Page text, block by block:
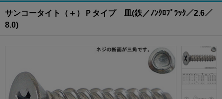
サンコータイト（＋）Ｐタイプ 皿(鉄／ﾉﾝｸﾛﾌﾞﾗｯｸ／2.6／
8.0)